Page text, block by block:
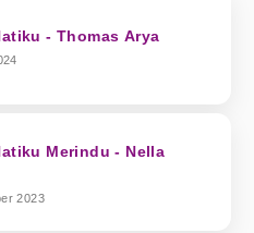
- Thomas Arya
Merindu - Nella
2023